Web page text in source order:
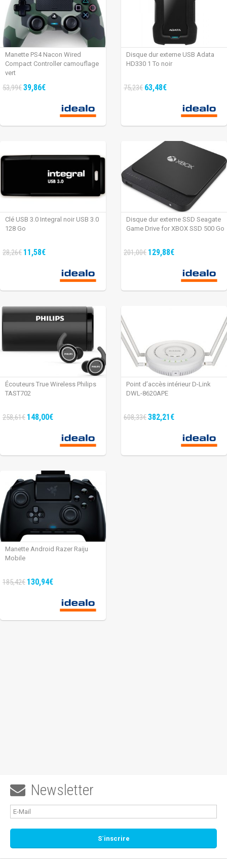
Manette PS4 Nacon Wired
Compact Controller camouflage
vert
53,99€39,86€
Disque dur externe USB Adata
HD330 1 To noir
75,23€ 63,48€
Clé USB 3.0 Integral noir USB 3.0
128 Go
28,26€ 11,58€
Disque dur externe SSD Seagate
Game Drive for XBOX SSD 500 Go
201,00€ 129,88€
Écouteurs True Wireless Philips
TAST702
258,61€ 148,00€
Point d’accès intérieur D-Link
DWL-8620APE
608,33€382,21€
Manette Android Razer Raiju
Mobile
185,42€ 130,94€
 Newsletter